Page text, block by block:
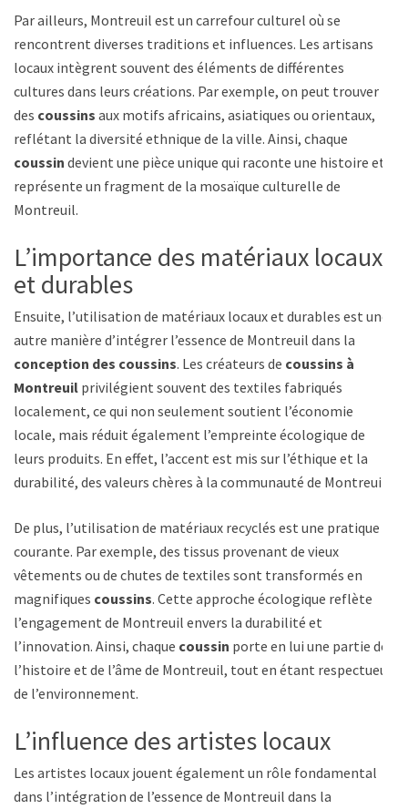
Par ailleurs, Montreuil est un carrefour culturel où se
rencontrent diverses traditions et influences. Les artisans
locaux intègrent souvent des éléments de différentes
cultures dans leurs créations. Par exemple, on peut trouver
des coussins aux motifs africains, asiatiques ou orientaux,
reflétant la diversité ethnique de la ville. Ainsi, chaque
coussin devient une pièce unique qui raconte une histoire et
représente un fragment de la mosaïque culturelle de
Montreuil.
L’importance des matériaux locaux
et durables
Ensuite, l’utilisation de matériaux locaux et durables est une
autre manière d’intégrer l’essence de Montreuil dans la
conception des coussins. Les créateurs de coussins à
Montreuil privilégient souvent des textiles fabriqués
localement, ce qui non seulement soutient l’économie
locale, mais réduit également l’empreinte écologique de
leurs produits. En effet, l’accent est mis sur l’éthique et la
durabilité, des valeurs chères à la communauté de Montreuil.
De plus, l’utilisation de matériaux recyclés est une pratique
courante. Par exemple, des tissus provenant de vieux
vêtements ou de chutes de textiles sont transformés en
magnifiques coussins. Cette approche écologique reflète
l’engagement de Montreuil envers la durabilité et
l’innovation. Ainsi, chaque coussin porte en lui une partie de
l’histoire et de l’âme de Montreuil, tout en étant respectueux
de l’environnement.
L’influence des artistes locaux
Les artistes locaux jouent également un rôle fondamental
dans l’intégration de l’essence de Montreuil dans la